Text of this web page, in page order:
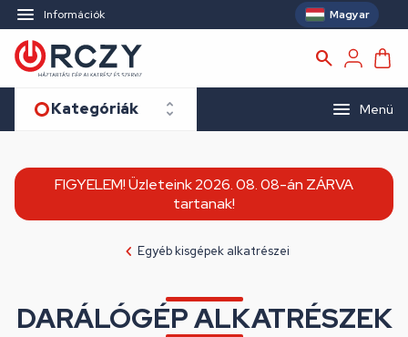
Információk Magyar
Kategóriák Menü
FIGYELEM! Üzleteink 2026. 08. 08-án ZÁRVA
tartanak!
Egyéb kisgépek alkatrészei
DARÁLÓGÉP ALKATRÉSZEK